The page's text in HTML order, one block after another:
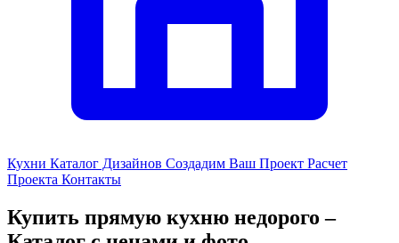
Кухни Каталог Дизайнов Создадим Ваш Проект Расчет
Проекта Контакты
Купить прямую кухню недорого –